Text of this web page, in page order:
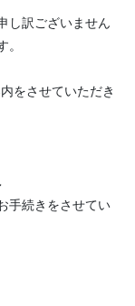
し訳ございません
をさせていただき
手続きをさせてい